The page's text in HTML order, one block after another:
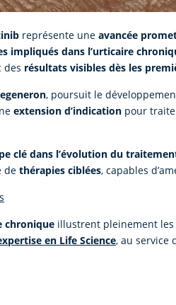
représente une avancée
impliqués dans l’urticaire
des résultats visibles dès les
, poursuit le
extension d’indication pour
clé dans l’évolution du
de thérapies ciblées, capables
chronique illustrent pleinement les
en Life Science, au service